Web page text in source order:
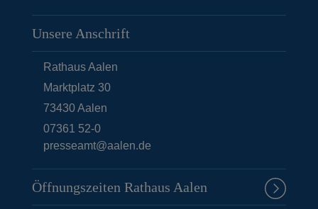
Unsere Anschrift
Rathaus Aalen
Marktplatz 30
73430Aalen
07361 52-0
presseamt@aalen.de
Öffnungszeiten Rathaus Aalen